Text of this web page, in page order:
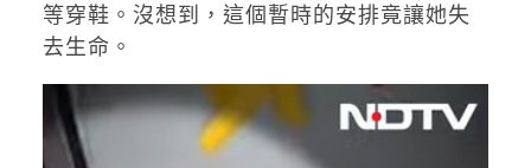
等穿鞋。沒想到，這個暫時的安排竟讓她失
去生命。